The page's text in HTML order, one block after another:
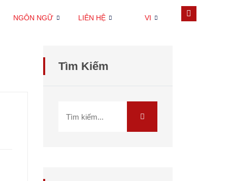
NGÔN NGỮ LIÊN HỆ VI
Tìm Kiếm